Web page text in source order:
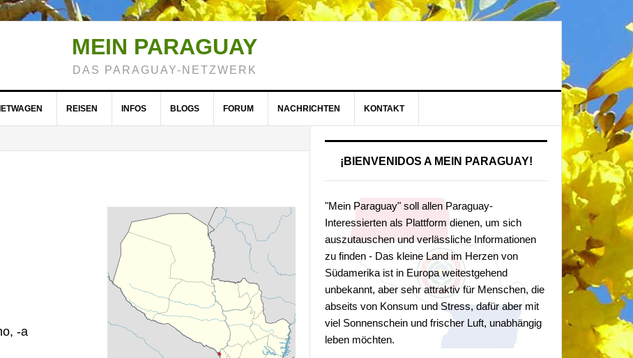
MEIN PARAGUAY
DAS PARAGUAY-NETZWERK
REISEN INFOS BLOGS FORUM NACHRICHTEN KONTAKT
-a
¡BIENVENIDOS A MEIN PARAGUAY!
"Mein Paraguay" soll allen Paraguay-
Interessierten als Plattform dienen, um sich
auszutauschen und verlässliche Informationen
zu finden - Das kleine Land im Herzen von
Südamerika ist in Europa weitestgehend
unbekannt, aber sehr attraktiv für Menschen, die
abseits von Konsum und Stress, dafür aber mit
viel Sonnenschein und frischer Luft, unabhängig
leben möchten.